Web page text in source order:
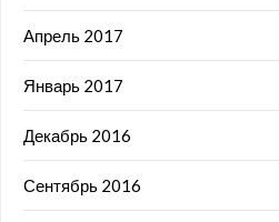
Апрель 2017
Январь 2017
Декабрь 2016
Сентябрь 2016